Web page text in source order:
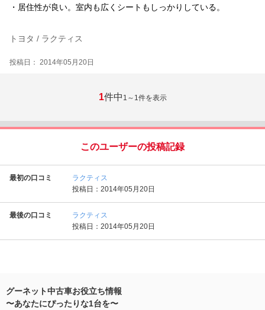
・居住性が良い。室内も広くシートもしっかりしている。
トヨタ / ラクティス
投稿日： 2014年05月20日
1件中 1～1件を表示
このユーザーの投稿記録
最初の口コミ
ラクティス
投稿日：2014年05月20日
最後の口コミ
ラクティス
投稿日：2014年05月20日
グーネット中古車お役立ち情報
〜あなたにぴったりな1台を〜